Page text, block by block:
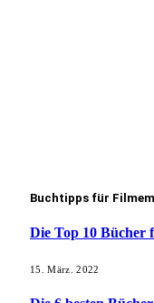
Buchtipps für
Die Top 10 Bücher
15. März. 2022